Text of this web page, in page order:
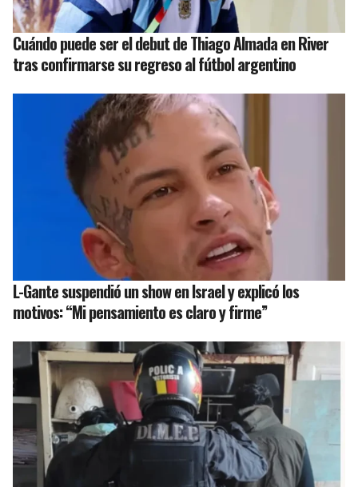
Cuándo puede ser el debut de Thiago Almada en River
tras confirmarse su regreso al fútbol argentino
L-Gante suspendió un show en Israel y explicó los
motivos: “Mi pensamiento es claro y firme”